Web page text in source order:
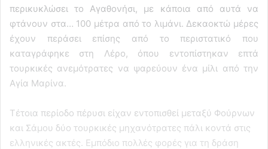
περικυκλώσει το Αγαθονήσι, με κάποια από αυτά να
φτάνουν στα… 100 μέτρα από το λιμάνι. Δεκαοκτώ μέρες
έχουν περάσει επίσης από το περιστατικό που
καταγράφηκε στη Λέρο, όπου εντοπίστηκαν επτά
τουρκικές ανεμότρατες να ψαρεύουν ένα μίλι από την
Αγία Μαρίνα.
Τέτοια περίοδο πέρυσι είχαν εντοπισθεί μεταξύ Φούρνων
και Σάμου δύο τουρκικές μηχανότρατες πάλι κοντά στις
ελληνικές ακτές. Εμπόδιο πολλές φορές για τη δράση